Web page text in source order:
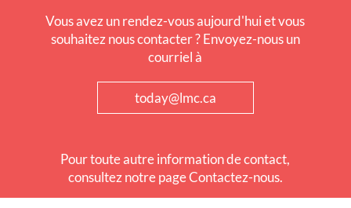
Vous avez un rendez-vous aujourd'hui et vous
souhaitez nous contacter ? Envoyez-nous un
courriel à
today@lmc.ca
Pour toute autre information de contact,
consultez notre page Contactez-nous.